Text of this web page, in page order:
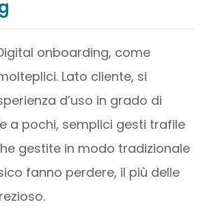
onboarding, come
Lato cliente, si
d’uso in grado di
a pochi, semplici gesti trafile
gestite in modo tradizionale
fanno perdere, il più delle